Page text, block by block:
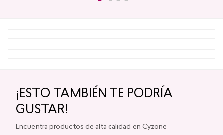
¡ESTO TAMBIÉN TE PODRÍA
GUSTAR!
Encuentra productos de alta calidad en Cyzone